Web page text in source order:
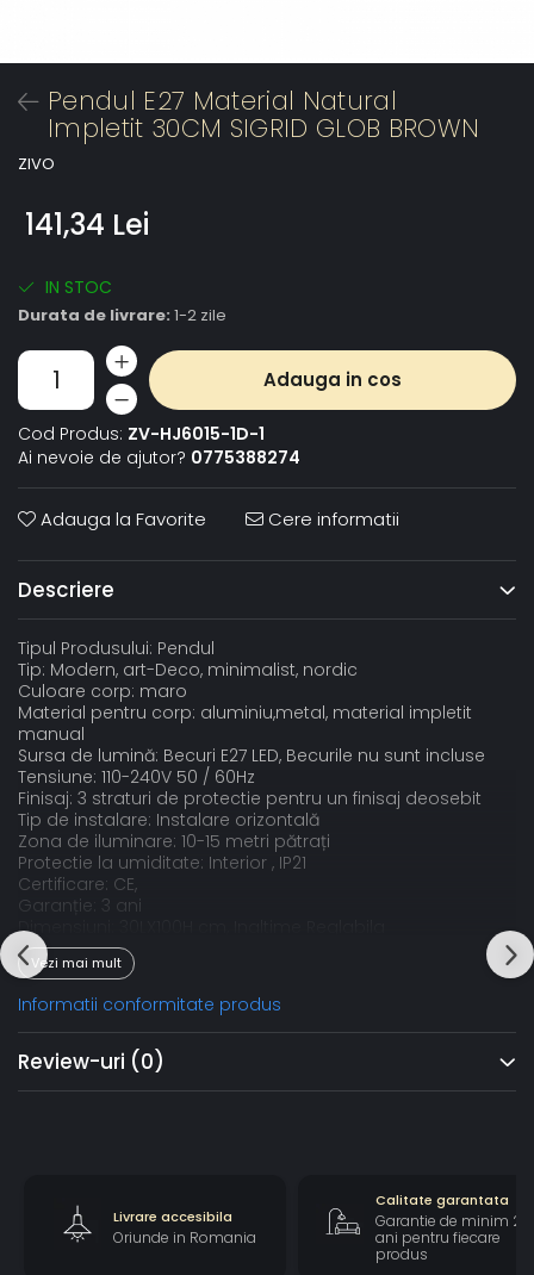
Pendul E27 Material Natural
Impletit 30CM SIGRID GLOB BROWN
ZIVO
141,34 Lei
IN STOC
Durata de livrare: 1-2 zile
Adauga in cos
Cod Produs: ZV-HJ6015-1D-1
Ai nevoie de ajutor? 0775388274
Adauga la Favorite Cere informatii
Descriere
Tipul Produsului: Pendul
Tip: Modern, art-Deco, minimalist, nordic
Culoare corp: maro
Material pentru corp: aluminiu,metal, material impletit
manual
Sursa de lumină: Becuri E27 LED, Becurile nu sunt incluse
Tensiune: 110-240V 50 / 60Hz
Finisaj: 3 straturi de protectie pentru un finisaj deosebit
Tip de instalare: Instalare orizontală
Zona de iluminare: 10-15 metri pătrați
Protectie la umiditate: Interior , IP21
Certificare: CE,
Garanție: 3 ani
Dimensiuni: 30LX100H cm, Inaltime Reglabila
Aplicație:
Birou, living, sufragerie, hotel, restaurant, bar, hol, cafenele,
etc.
Vezi mai mult
Informatii conformitate produs
Review-uri (0)
Livrare accesibila
Oriunde in Romania
Calitate garantata
Garantie de minim 2
ani pentru fiecare
produs